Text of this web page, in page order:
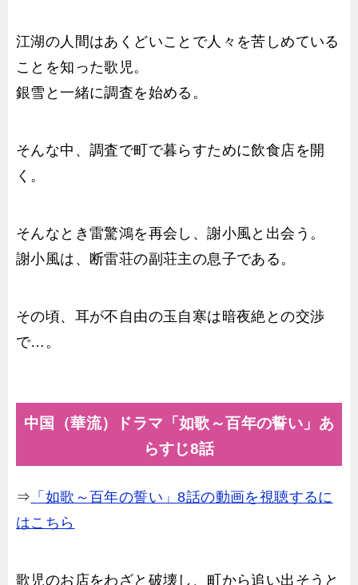
江湖の人間はあくどいことで人々を苦しめている
ことを知った歌児。
銀雪と一緒に調査を始める。
そんな中、調査で町で暮らすために飲食店を開
く。
そんなとき雷驚鴻を再会し、謝小風と出会う。
謝小風は、断雷荘の副荘主の息子である。
その頃、耳が不自由の玉自寒は暗夜絶との交渉
で…。
中国（華流）ドラマ「如歌～百年の誓い」あ
らすじ8話
⇒ 「如歌～百年の誓い」8話の動画を視聴するに
はこちら
歌児のお店をわざと破壊し、町から追い出そうと